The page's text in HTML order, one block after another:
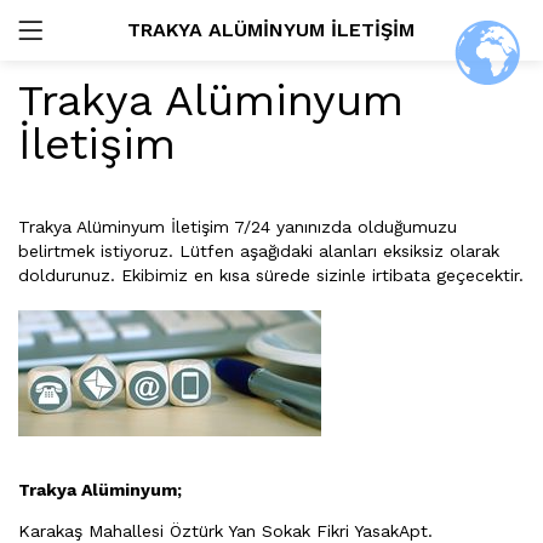
TRAKYA ALÜMINYUM İLETIŞIM
Beni Hatırla
Şifremi Unuttum?
ARAŞTIR:
Trakya Alüminyum
İletişim
Trakya Alüminyum İletişim 7/24 yanınızda olduğumuzu
belirtmek istiyoruz. Lütfen aşağıdaki alanları eksiksiz olarak
doldurunuz. Ekibimiz en kısa sürede sizinle irtibata geçecektir.
Trakya Alüminyum;
Karakaş Mahallesi Öztürk Yan Sokak Fikri YasakApt.